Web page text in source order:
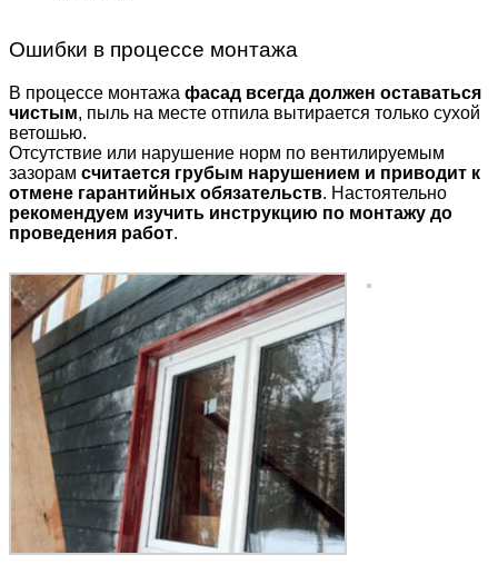
Ошибки в процессе монтажа
В процессе монтажа фасад всегда должен оставаться
чистым, пыль на месте отпила вытирается только сухой
ветошью.
Отсутствие или нарушение норм по вентилируемым
зазорам считается грубым нарушением и приводит к
отмене гарантийных обязательств. Настоятельно
рекомендуем изучить инструкцию по монтажу до
проведения работ.